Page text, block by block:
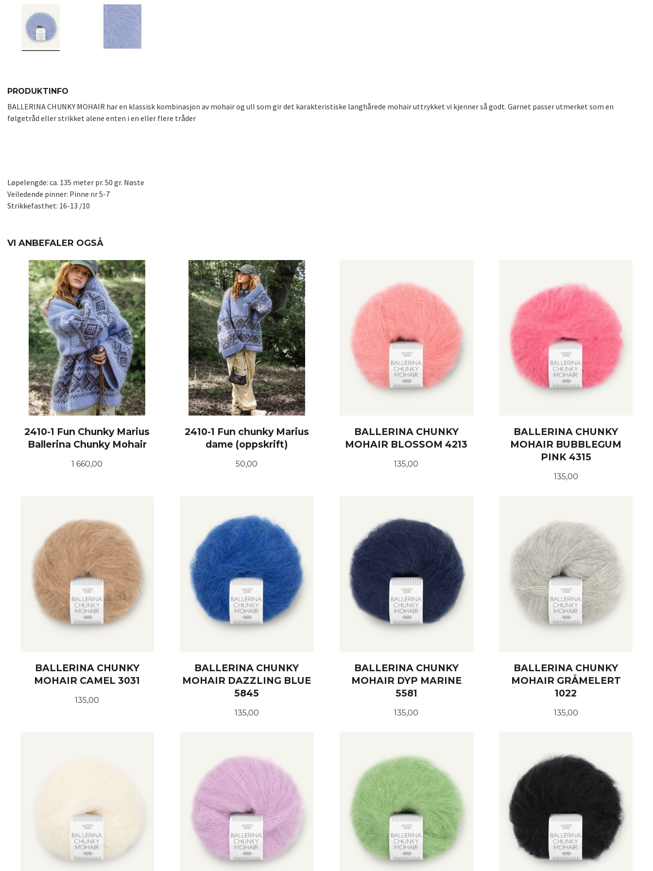
PRODUKTINFO
BALLERINA CHUNKY MOHAIR har en klassisk kombinasjon av mohair og ull som gir det karakteristiske langhårede mohair uttrykket vi kjenner så godt. Garnet passer utmerket som en
følgetråd eller strikket alene enten i en eller flere tråder
Løpelengde: ca. 135 meter pr. 50 gr. Nøste
Veiledende pinner: Pinne nr 5-7
Strikkefasthet: 16-13 /10
VI ANBEFALER OGSÅ
2410-1 Fun Chunky Marius
Ballerina Chunky Mohair
Pris
1 660,00
2410-1 Fun chunky Marius
dame (oppskrift)
Pris
50,00
BALLERINA CHUNKY
MOHAIR BLOSSOM 4213
Pris
135,00
BALLERINA CHUNKY
MOHAIR BUBBLEGUM
PINK 4315
Pris
135,00
BALLERINA CHUNKY
MOHAIR CAMEL 3031
Pris
135,00
BALLERINA CHUNKY
MOHAIR DAZZLING BLUE
5845
Pris
135,00
BALLERINA CHUNKY
MOHAIR DYP MARINE
5581
Pris
135,00
BALLERINA CHUNKY
MOHAIR GRÅMELERT
1022
Pris
135,00